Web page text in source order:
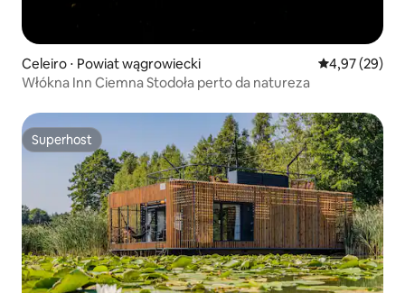
Celeiro ⋅ Powiat wągrowiecki 4,97 de uma
4,97 (29)
Włókna Inn Ciemna Stodoła perto da natureza
Superhost
Superhost